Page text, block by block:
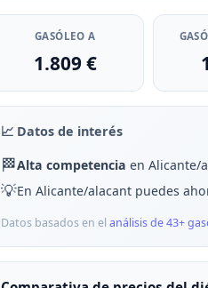
GASÓLEO A
1.809 €
📈 Datos de interés
🏁Alta competencia en Alicante/
💡En Alicante/alacant puedes
Datos basados en el análisis de 43+